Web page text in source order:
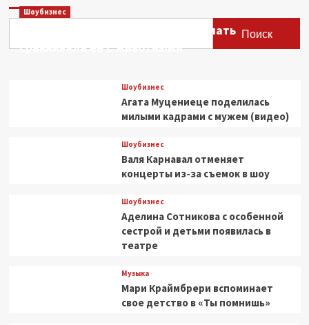
Поиск
Шоубизнес
Этери Тутберидзе заявила, что мать
сравнивала ее с животными
Шоубизнес
Агата Муцениеце поделилась
милыми кадрами с мужем (видео)
Шоубизнес
Валя Карнавал отменяет
концерты из-за съемок в шоу
Шоубизнес
Аделина Сотникова с особенной
сестрой и детьми появилась в
театре
Музыка
Мари Краймбрери вспоминает
свое детство в «Ты помнишь»